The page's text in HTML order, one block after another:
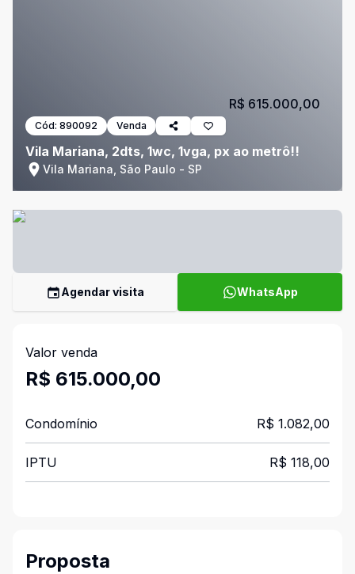
Cód: 890092 Venda
Vila Mariana, 2dts, 1wc, 1vga, px ao metrô!!
Vila Mariana, São Paulo - SP
R$ 615.000,00
Agendar visita WhatsApp
Valor venda
R$ 615.000,00
Condomínio R$ 1.082,00
IPTU R$ 118,00
Proposta